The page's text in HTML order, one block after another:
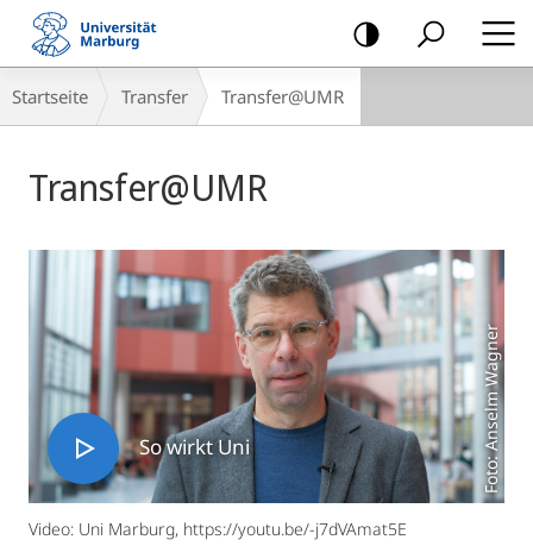
Mobile-
Navigation
Breadcrumb-
Navigation
Startseite Transfer Transfer@UMR
Transfer@UMR
Foto: Anselm Wagner
So wirkt Uni
Video: Uni Marburg, https://youtu.be/-j7dVAmat5E